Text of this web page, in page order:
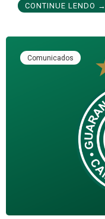
CONTINUE LENDO →
Comunicados